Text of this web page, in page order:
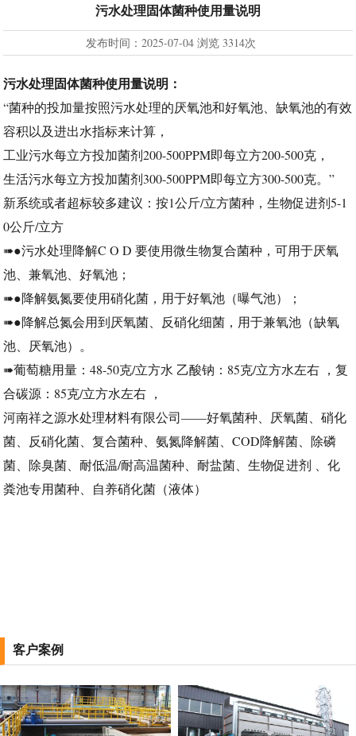
污水处理固体菌种使用量说明
发布时间： 2025-07-04 浏览 3314次
污水处理固体菌种使用量说明：
“菌种的投加量按照污水处理的厌氧池和好氧池、缺氧池的有效
容积以及进出水指标来计算，
工业污水每立方投加菌剂200-500PPM即每立方200-500克，
生活污水每立方投加菌剂300-500PPM即每立方300-500克。”
新系统或者超标较多建议：按1公斤/立方菌种，生物促进剂5-1
0公斤/立方
➠●污水处理降解C O D 要使用微生物复合菌种，可用于厌氧
池、兼氧池、好氧池；
➠●降解氨氮要使用硝化菌，用于好氧池（曝气池）；
➠●降解总氮会用到厌氧菌、反硝化细菌，用于兼氧池（缺氧
池、厌氧池）。
➠葡萄糖用量：48-50克/立方水 乙酸钠：85克/立方水左右 ，复
合碳源：85克/立方水左右 ，
河南祥之源水处理材料有限公司——好氧菌种、厌氧菌、硝化
菌、反硝化菌、复合菌种、氨氮降解菌、COD降解菌、除磷
菌、除臭菌、耐低温/耐高温菌种、耐盐菌、生物促进剂 、化
粪池专用菌种、自养硝化菌（液体）
客户案例